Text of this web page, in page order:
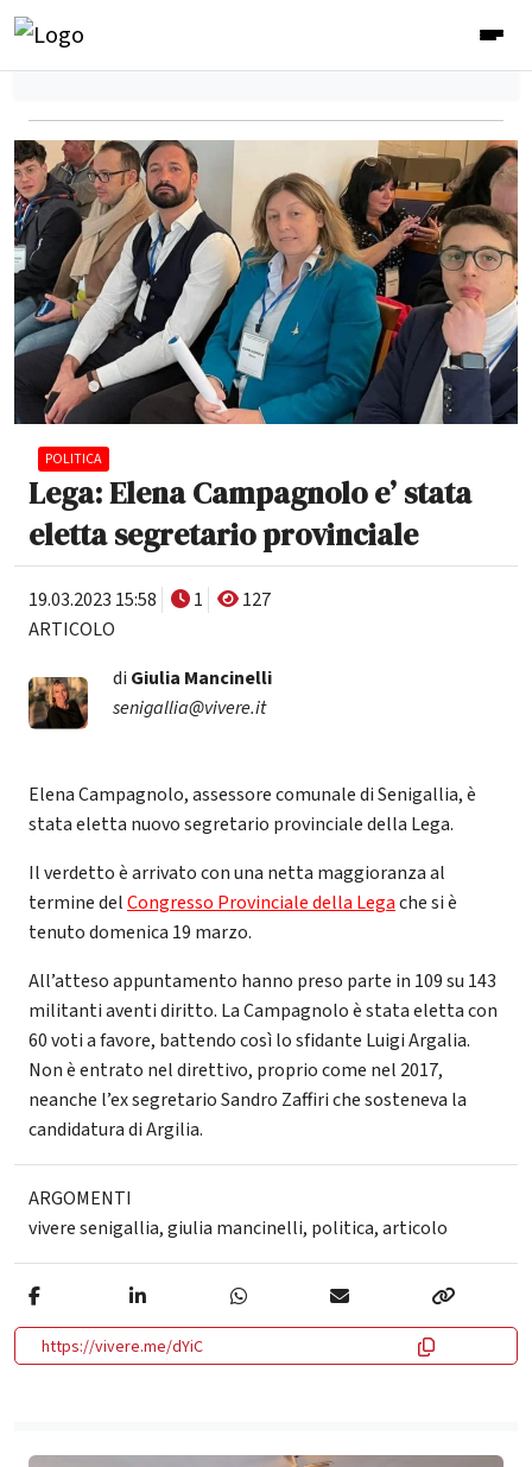
POLITICA
Lega: Elena Campagnolo e’ stata
eletta segretario provinciale
19.03.2023 15:58 1
127
ARTICOLO
di Giulia Mancinelli
senigallia@vivere.it
Elena Campagnolo, assessore comunale di Senigallia, è
stata eletta nuovo segretario provinciale della Lega.
Il verdetto è arrivato con una netta maggioranza al
termine delCongresso Provinciale della Legache si è
tenuto domenica 19 marzo.
All’atteso appuntamento hanno preso parte in 109 su 143
militanti aventi diritto. La Campagnolo è stata eletta con
60 voti a favore, battendo così lo sfidante Luigi Argalia.
Non è entrato nel direttivo, proprio come nel 2017,
neanche l’ex segretario Sandro Zaffiri che sosteneva la
candidatura di Argilia.
ARGOMENTI
vivere senigallia,giulia mancinelli, politica,articolo
https://vivere.me/dYiC